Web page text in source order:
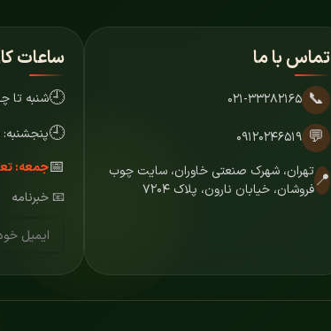
تماس با ما
📞 ۰۲۱-۳۳۲۸۲۱۶۵
💬 ۰۹۱۲۰۲۴۶۵۱۹
📍تهران، شهرک صنعتی خاوران، سایت چوب
فروشان، خیابان نارون، پلاک ۷۲۰۴
ساعات
🕘شنبه تا
🕘پنجشنبه: ۹:۰۰ تا ۱۳:۰۰
📅جمعه:
📧 خبرنامه